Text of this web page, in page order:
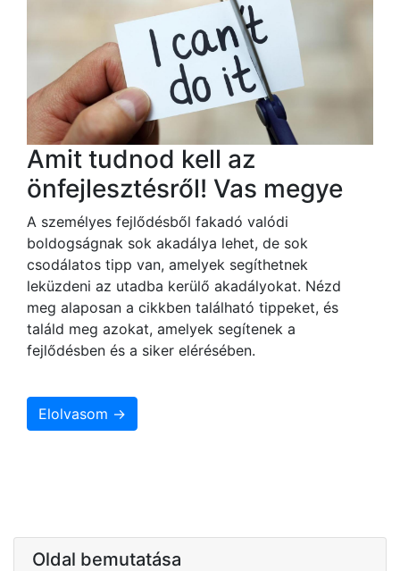
Amit tudnod kell az
önfejlesztésről! Vas megye
A személyes fejlődésből fakadó valódi
boldogságnak sok akadálya lehet, de sok
csodálatos tipp van, amelyek segíthetnek
leküzdeni az utadba kerülő akadályokat. Nézd
meg alaposan a cikkben található tippeket, és
találd meg azokat, amelyek segítenek a
fejlődésben és a siker elérésében.
Elolvasom →
Oldal bemutatása